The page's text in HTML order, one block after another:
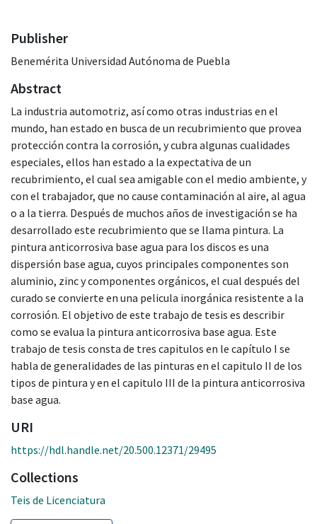
Publisher
Benemérita Universidad Autónoma de Puebla
Abstract
La industria automotriz, así como otras industrias en el
mundo, han estado en busca de un recubrimiento que provea
protección contra la corrosión, y cubra algunas cualidades
especiales, ellos han estado a la expectativa de un
recubrimiento, el cual sea amigable con el medio ambiente, y
con el trabajador, que no cause contaminación al aire, al agua
o a la tierra. Después de muchos años de investigación se ha
desarrollado este recubrimiento que se llama pintura. La
pintura anticorrosiva base agua para los discos es una
dispersión base agua, cuyos principales componentes son
aluminio, zinc y componentes orgánicos, el cual después del
curado se convierte en una pelicula inorgánica resistente a la
corrosión. El objetivo de este trabajo de tesis es describir
como se evalua la pintura anticorrosiva base agua. Este
trabajo de tesis consta de tres capitulos en le capítulo I se
habla de generalidades de las pinturas en el capitulo II de los
tipos de pintura y en el capitulo III de la pintura anticorrosiva
base agua.
URI
https://hdl.handle.net/20.500.12371/29495
Collections
Teis de Licenciatura